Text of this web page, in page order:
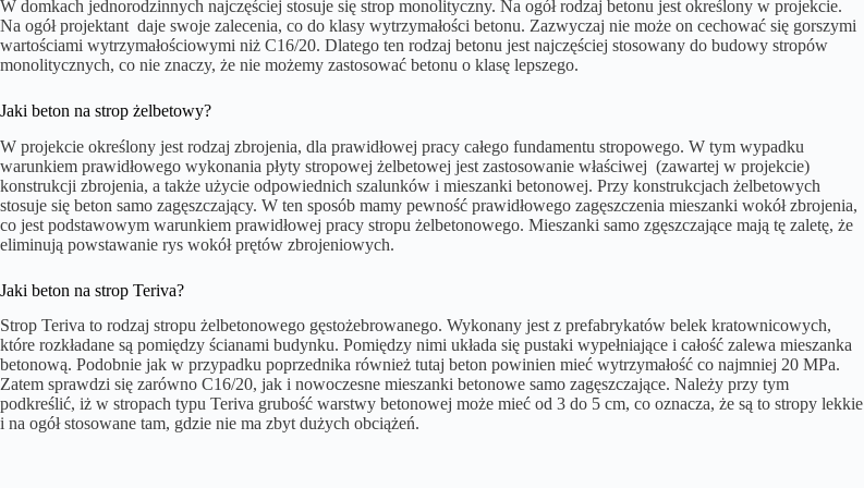
W domkach jednorodzinnych najczęściej stosuje się strop monolityczny. Na ogół rodzaj betonu jest określony w projekcie.
Na ogół projektant daje swoje zalecenia, co do klasy wytrzymałości betonu. Zazwyczaj nie może on cechować się gorszymi
wartościami wytrzymałościowymi niż C16/20. Dlatego ten rodzaj betonu jest najczęściej stosowany do budowy stropów
monolitycznych, co nie znaczy, że nie możemy zastosować betonu o klasę lepszego.
Jaki beton na strop żelbetowy?
W projekcie określony jest rodzaj zbrojenia, dla prawidłowej pracy całego fundamentu stropowego. W tym wypadku
warunkiem prawidłowego wykonania płyty stropowej żelbetowej jest zastosowanie właściwej (zawartej w projekcie)
konstrukcji zbrojenia, a także użycie odpowiednich szalunków i mieszanki betonowej. Przy konstrukcjach żelbetowych
stosuje się beton samo zagęszczający. W ten sposób mamy pewność prawidłowego zagęszczenia mieszanki wokół zbrojenia,
co jest podstawowym warunkiem prawidłowej pracy stropu żelbetonowego. Mieszanki samo zgęszczające mają tę zaletę, że
eliminują powstawanie rys wokół prętów zbrojeniowych.
Jaki beton na strop Teriva?
Strop Teriva to rodzaj stropu żelbetonowego gęstożebrowanego. Wykonany jest z prefabrykatów belek kratownicowych,
które rozkładane są pomiędzy ścianami budynku. Pomiędzy nimi układa się pustaki wypełniające i całość zalewa mieszanka
betonową. Podobnie jak w przypadku poprzednika również tutaj beton powinien mieć wytrzymałość co najmniej 20 MPa.
Zatem sprawdzi się zarówno C16/20, jak i nowoczesne mieszanki betonowe samo zagęszczające. Należy przy tym
podkreślić, iż w stropach typu Teriva grubość warstwy betonowej może mieć od 3 do 5 cm, co oznacza, że są to stropy lekkie
i na ogół stosowane tam, gdzie nie ma zbyt dużych obciążeń.